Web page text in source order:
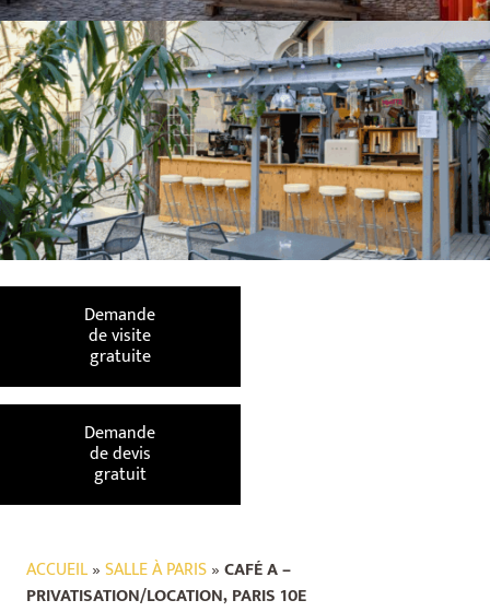
Demande
de visite
gratuite
Demande
de devis
gratuit
ACCUEIL»SALLE À PARIS»CAFÉ A –
PRIVATISATION/LOCATION, PARIS 10E